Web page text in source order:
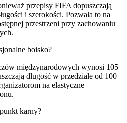
przepisy FIFA dopuszczają
i szerokości. Pozwala to na
przestrzeni przy zachowaniu
boisko?
międzynarodowych wynosi 105
długość w przedziale od 100
na elastyczne
karny?